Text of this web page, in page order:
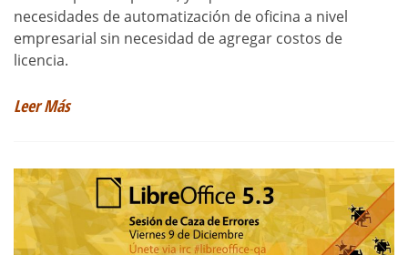
necesidades de automatización de oficina a nivel
empresarial sin necesidad de agregar costos de
licencia.
Leer Más